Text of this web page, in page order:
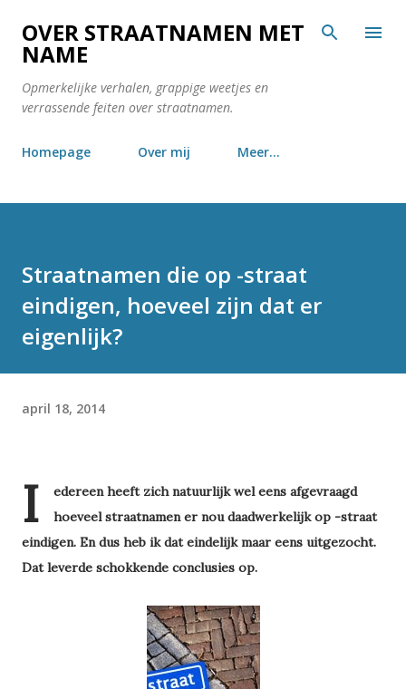
Doorgaan naar hoofdcontent
OVER STRAATNAMEN MET
NAME
Opmerkelijke verhalen, grappige weetjes en
verrassende feiten over straatnamen.
Homepage Over mij Meer…
Straatnamen die op -straat
eindigen, hoeveel zijn dat er
eigenlijk?
april 18, 2014
I
edereen heeft zich natuurlijk wel eens afgevraagd
hoeveel straatnamen er nou daadwerkelijk op -straat
eindigen. En dus heb ik dat eindelijk maar eens uitgezocht.
Dat leverde schokkende conclusies op.